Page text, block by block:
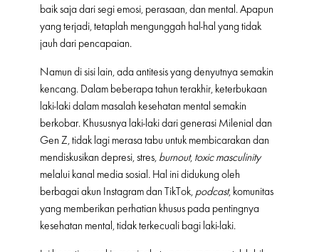
baik saja dari segi emosi, perasaan, dan mental. Apapun
yang terjadi, tetaplah mengunggah hal-hal yang tidak
jauh dari pencapaian.
Namun di sisi lain, ada antitesis yang denyutnya semakin
kencang. Dalam beberapa tahun terakhir, keterbukaan
laki-laki dalam masalah kesehatan mental semakin
berkobar. Khususnya laki-laki dari generasi Milenial dan
Gen Z, tidak lagi merasa tabu untuk membicarakan dan
mendiskusikan depresi, stres, burnout, toxic masculinity
melalui kanal media sosial. Hal ini didukung oleh
berbagai akun Instagram dan TikTok, podcast, komunitas
yang memberikan perhatian khusus pada pentingnya
kesehatan mental, tidak terkecuali bagi laki-laki.